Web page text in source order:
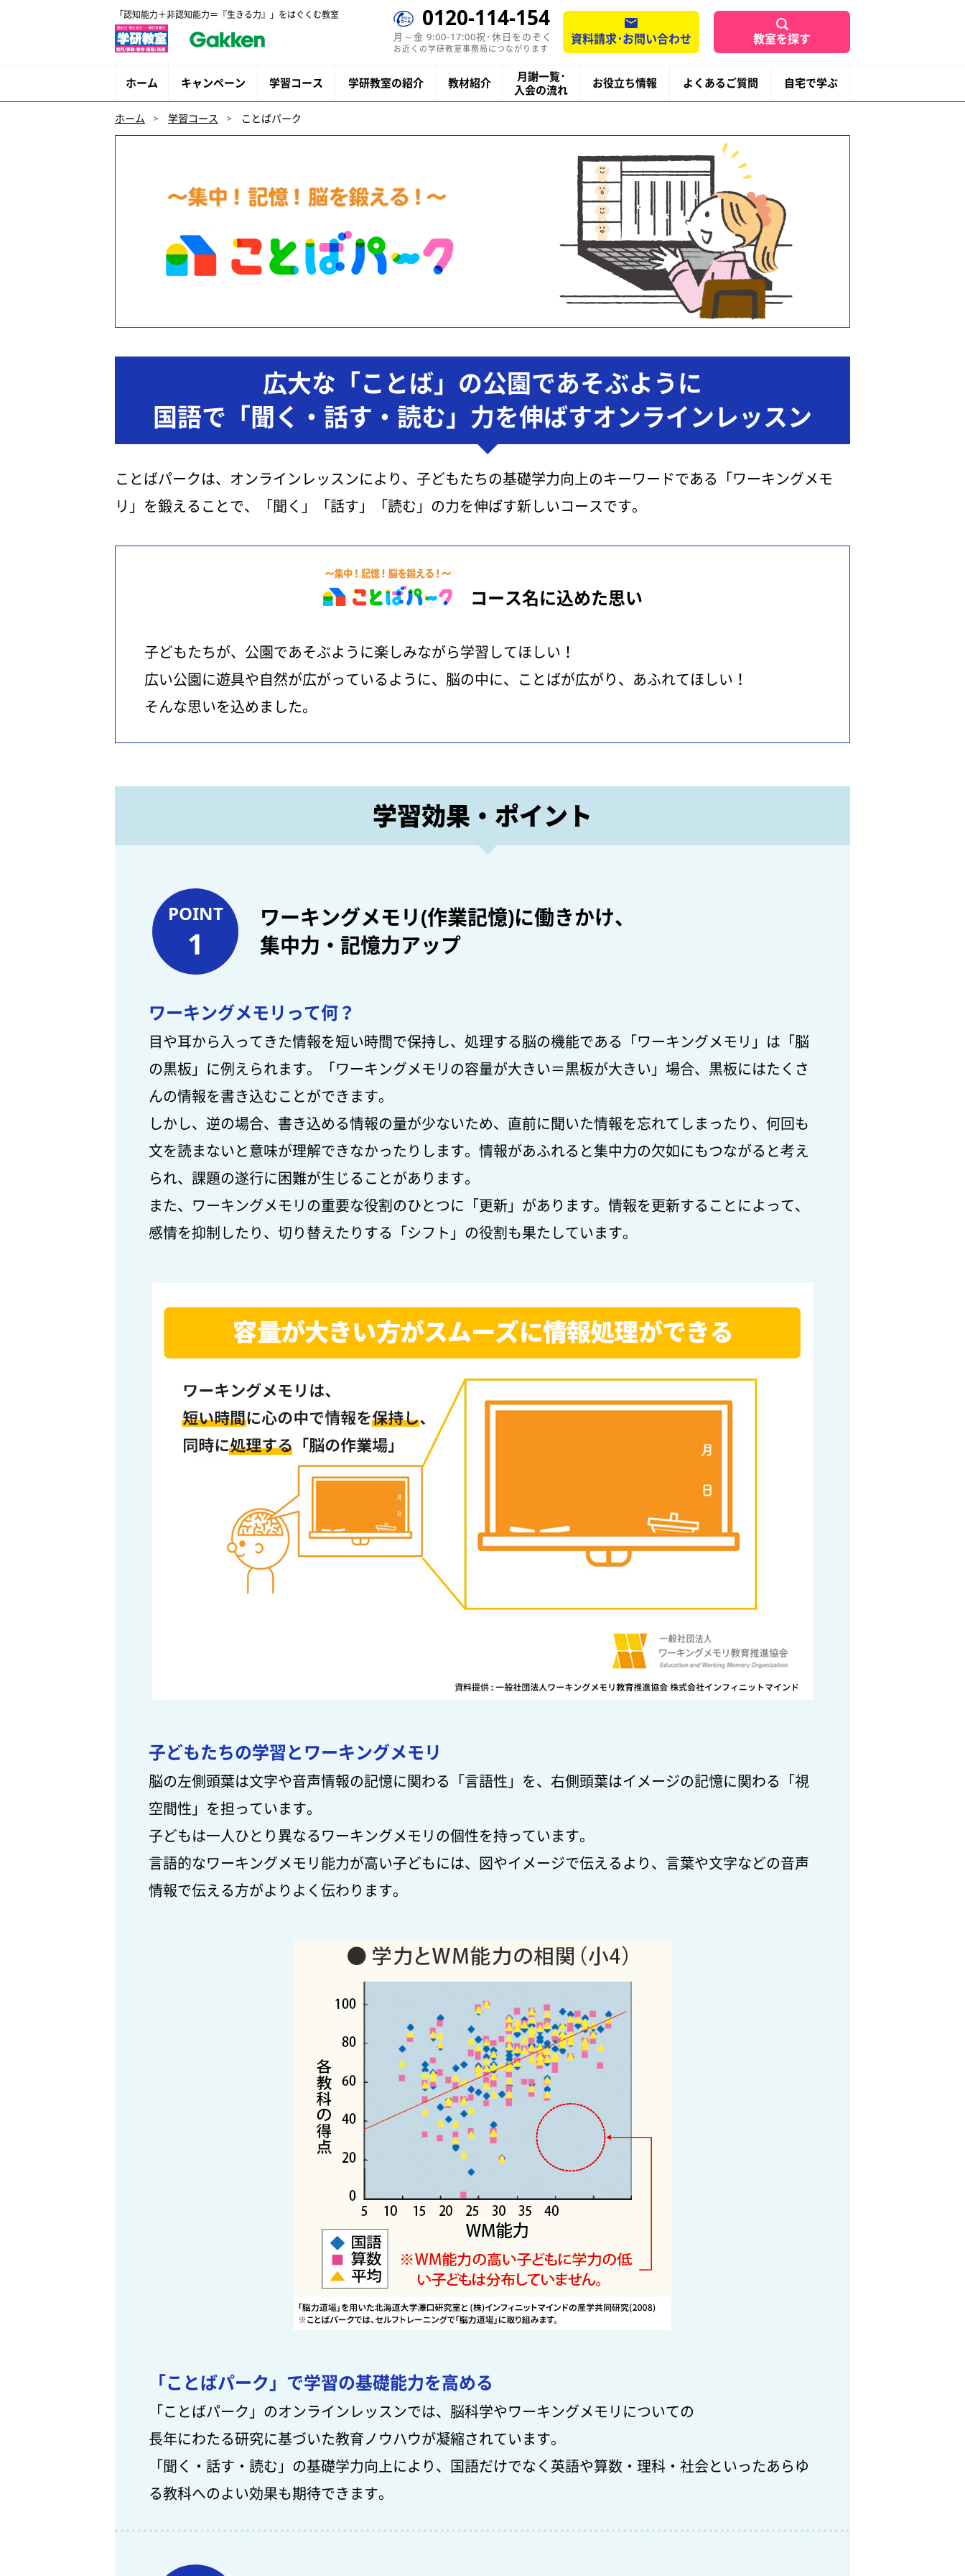
「認知能力＋非認知能力＝『生きる力』」をはぐくむ教室 0120-114-154
月～金 9:00-17:00祝･休日をのぞく
お近くの学研教室事務局につながります
資料請求･お問い合わせ 教室を探す
ホーム キャンペーン 学習コース 学研教室の紹介 教材紹介
月謝一覧･
入会の流れ
お役立ち情報 よくあるご質問 自宅で学ぶ
ホーム 学習コース ことばパーク
広大な「ことば」の公園であそぶように
国語で「聞く・話す・読む」力を伸ばすオンラインレッスン
ことばパークは、オンラインレッスンにより、子どもたちの基礎学力向上のキーワードである「ワーキングメモ
リ」を鍛えることで、「聞く」「話す」「読む」の力を伸ばす新しいコースです。
コース名に込めた思い
子どもたちが、公園であそぶように楽しみながら学習してほしい！
広い公園に遊具や自然が広がっているように、脳の中に、ことばが広がり、あふれてほしい！
そんな思いを込めました。
学習効果・ポイント
POINT
1
ワーキングメモリ(作業記憶)に働きかけ、
集中力・記憶力アップ
ワーキングメモリって何？
目や耳から入ってきた情報を短い時間で保持し、処理する脳の機能である「ワーキングメモリ」は「脳
の黒板」に例えられます。「ワーキングメモリの容量が大きい＝黒板が大きい」場合、黒板にはたくさ
んの情報を書き込むことができます。
しかし、逆の場合、書き込める情報の量が少ないため、直前に聞いた情報を忘れてしまったり、何回も
文を読まないと意味が理解できなかったりします。情報があふれると集中力の欠如にもつながると考え
られ、課題の遂行に困難が生じることがあります。
また、ワーキングメモリの重要な役割のひとつに「更新」があります。情報を更新することによって、
感情を抑制したり、切り替えたりする「シフト」の役割も果たしています。
子どもたちの学習とワーキングメモリ
脳の左側頭葉は文字や音声情報の記憶に関わる「言語性」を、右側頭葉はイメージの記憶に関わる「視
空間性」を担っています。
子どもは一人ひとり異なるワーキングメモリの個性を持っています。
言語的なワーキングメモリ能力が高い子どもには、図やイメージで伝えるより、言葉や文字などの音声
情報で伝える方がよりよく伝わります。
「ことばパーク」で学習の基礎能力を高める
「ことばパーク」のオンラインレッスンでは、脳科学やワーキングメモリについての
長年にわたる研究に基づいた教育ノウハウが凝縮されています。
「聞く・話す・読む」の基礎学力向上により、国語だけでなく英語や算数・理科・社会といったあらゆ
る教科へのよい効果も期待できます。